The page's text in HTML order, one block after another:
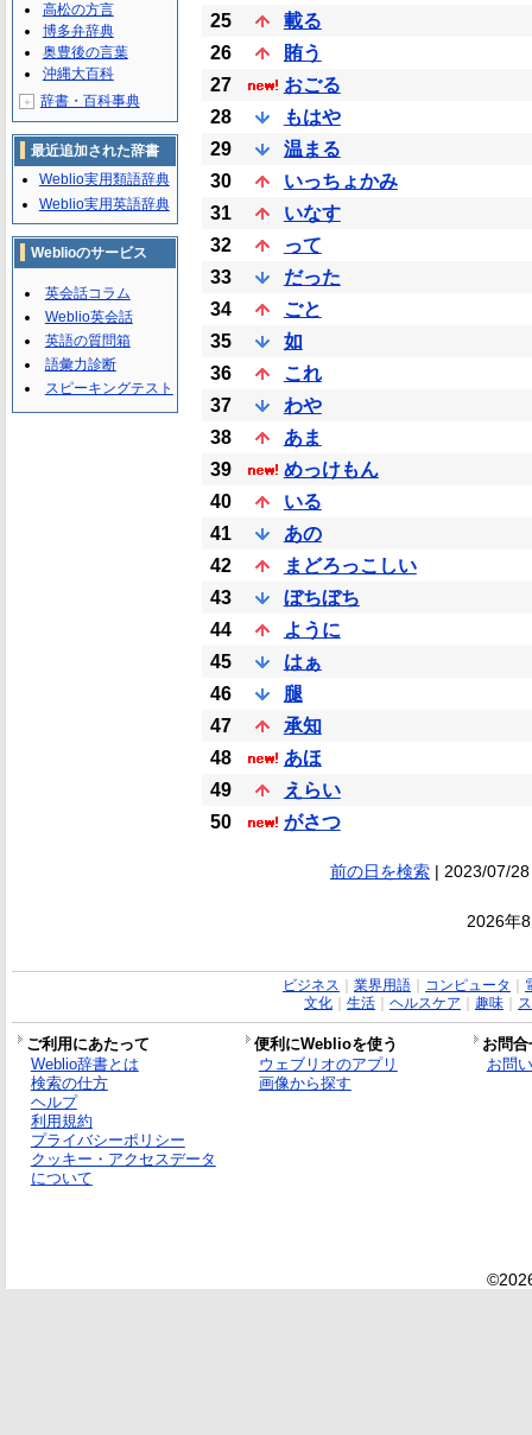
25
載る
26
賄う
27
おごる
28
もはや
29
温まる
30
いっちょかみ
31
いなす
32
って
33
だった
34
ごと
35
如
36
これ
37
わや
38
あま
39
めっけもん
40
いる
41
あの
42
まどろっこしい
43
ぼちぼち
44
ように
45
はぁ
46
腿
47
承知
48
あほ
49
えらい
50
がさつ
前の日を検索| 2023/07/
2026年
高松の方言
博多弁辞典
奥豊後の言葉
沖縄大百科
＋ 辞書・百科事典
最近追加された辞書
Weblio実用類語辞典
Weblio実用英語辞典
Weblioのサービス
英会話コラム
Weblio英会話
英語の質問箱
語彙力診断
スピーキングテスト
ビジネス 業界用語｜ コンピュータ
文化｜ 生活｜ ヘルスケア 趣味｜
ご利用にあたって 便利にWeblioを使う
お問
Weblio辞書とは
検索の仕方
ヘルプ
利用規約
プライバシーポリシー
クッキー・アクセスデータ
について
ウェブリオのアプリ
画像から探す
お問